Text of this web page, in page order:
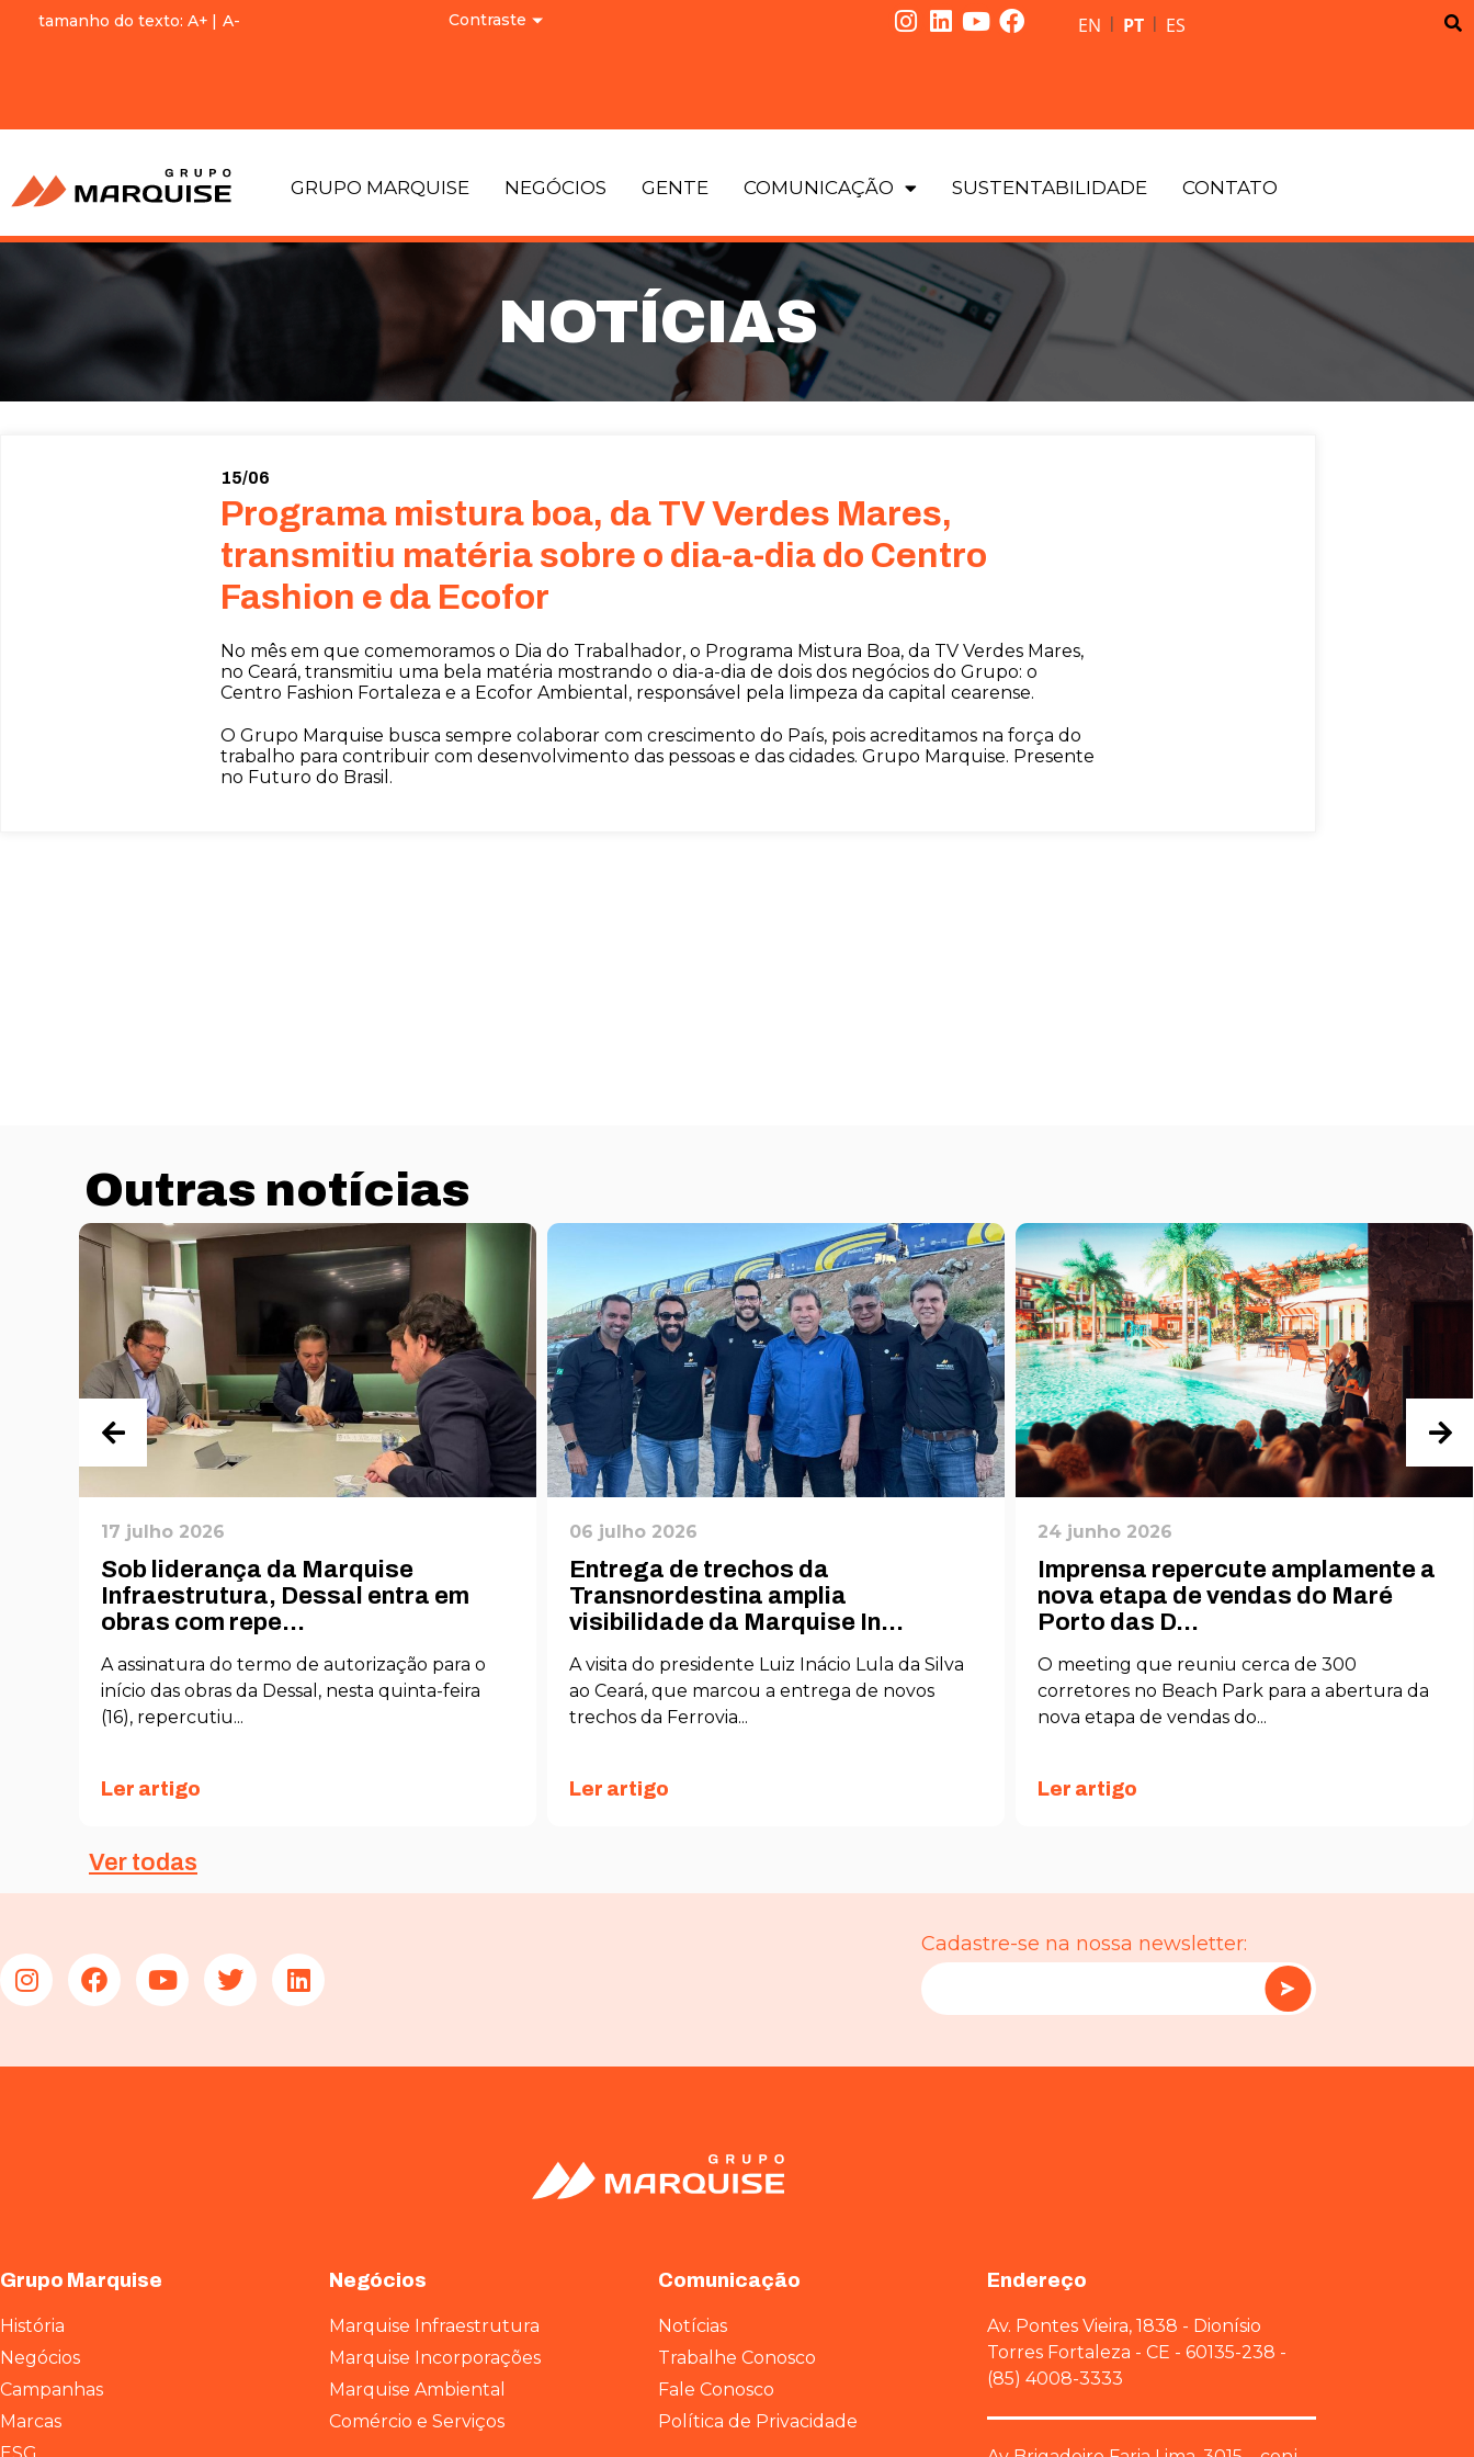
tamanho do texto: A+ | A- Contraste EN | PT | ES
GRUPO MARQUISE NEGÓCIOS GENTE COMUNICAÇÃO SUSTENTABILIDADE CONTATO
NOTÍCIAS
15/06
Programa mistura boa, da TV Verdes Mares,
transmitiu matéria sobre o dia-a-dia do Centro
Fashion e da Ecofor
No mês em que comemoramos o Dia do Trabalhador, o Programa Mistura Boa, da TV Verdes Mares,
no Ceará, transmitiu uma bela matéria mostrando o dia-a-dia de dois dos negócios do Grupo: o
Centro Fashion Fortaleza e a Ecofor Ambiental, responsável pela limpeza da capital cearense.
O Grupo Marquise busca sempre colaborar com crescimento do País, pois acreditamos na força do
trabalho para contribuir com desenvolvimento das pessoas e das cidades. Grupo Marquise. Presente
no Futuro do Brasil.
Outras notícias
17 julho 2026
Sob liderança da Marquise
Infraestrutura, Dessal entra em
obras com repe...
A assinatura do termo de autorização para o
início das obras da Dessal, nesta quinta-feira
(16), repercutiu...
Ler artigo
06 julho 2026
Entrega de trechos da
Transnordestina amplia
visibilidade da Marquise In...
A visita do presidente Luiz Inácio Lula da Silva
ao Ceará, que marcou a entrega de novos
trechos da Ferrovia...
Ler artigo
24 junho 2026
Imprensa repercute amplamente a
nova etapa de vendas do Maré
Porto das D...
O meeting que reuniu cerca de 300
corretores no Beach Park para a abertura da
nova etapa de vendas do...
Ler artigo
Ver todas
Cadastre-se na nossa newsletter:
Grupo Marquise
História
Negócios
Campanhas
Marcas
Negócios
Marquise Infraestrutura
Marquise Incorporações
Marquise Ambiental
Comércio e Serviços
Comunicação
Notícias
Trabalhe Conosco
Fale Conosco
Política de Privacidade
Endereço
Av. Pontes Vieira, 1838 - Dionísio
Torres Fortaleza - CE - 60135-238 -
(85) 4008-3333